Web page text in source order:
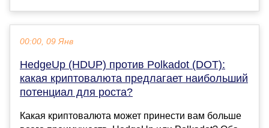
00:00, 09 Янв
HedgeUp (HDUP) против Polkadot (DOT):
какая криптовалюта предлагает наибольший
потенциал для роста?
Какая криптовалюта может принести вам больше